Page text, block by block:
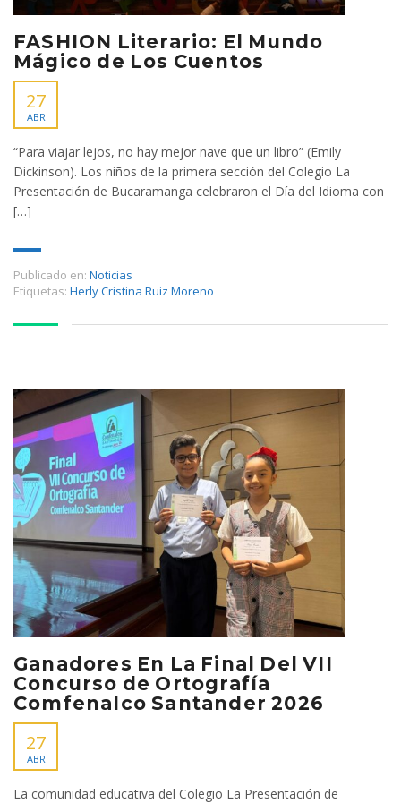
FASHION Literario: El Mundo
Mágico de Los Cuentos
27
ABR
“Para viajar lejos, no hay mejor nave que un libro” (Emily
Dickinson). Los niños de la primera sección del Colegio La
Presentación de Bucaramanga celebraron el Día del Idioma con
[…]
Publicado en: Noticias
Etiquetas: Herly Cristina Ruiz Moreno
Ganadores En La Final Del VII
Concurso de Ortografía
Comfenalco Santander 2026
27
ABR
La comunidad educativa del Colegio La Presentación de